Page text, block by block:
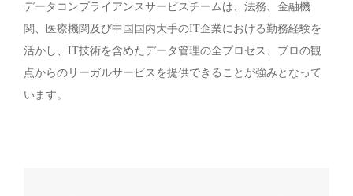
データコンプライアンスサービスチームは、法務、金融機
関、医療機関及び中国国内大手のIT企業における勤務経験を
活かし、IT技術を含めたデータ管理の全プロセス、プロの観
点からのリーガルサービスを提供できることが強みとなって
います。